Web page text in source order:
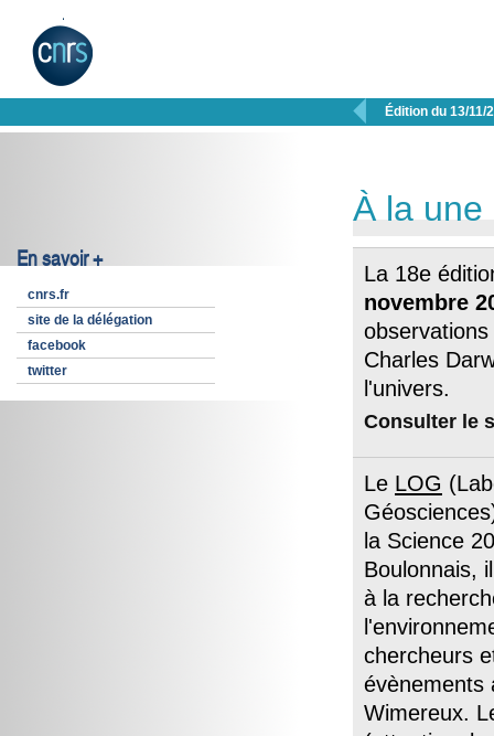
 Édition du 13/11/
En savoir +
cnrs.fr
site de la délégation
facebook
twitter
À la une
La 18e
novembre
Charles
l'univers.
Consulter le
Le LOG
la Science
Boulonnais,
à la
chercheurs
évènements
Wimereux.